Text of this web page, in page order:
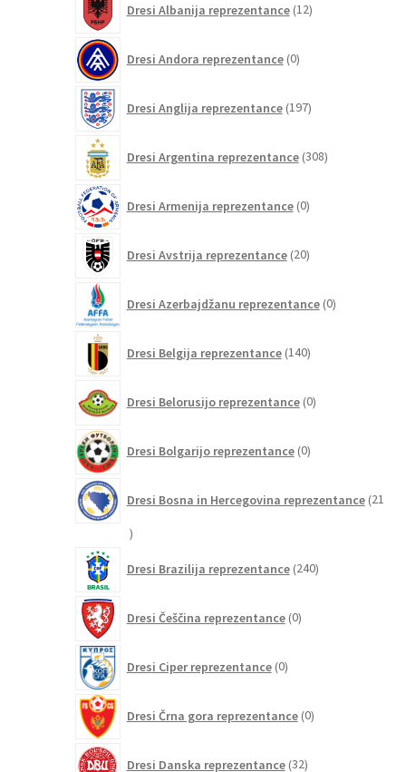
Dresi Albanija reprezentance 12izdelkov
Dresi Andora reprezentance 0izdelkov
Dresi Anglija reprezentance 197izdelkov
Dresi Argentina reprezentance 308izdelkov
Dresi Armenija reprezentance 0izdelkov
Dresi Avstrija reprezentance 20izdelkov
Dresi Azerbajdžanu reprezentance 0izdelkov
Dresi Belgija reprezentance 140izdelkov
Dresi Belorusijo reprezentance 0izdelkov
Dresi Bolgarijo reprezentance 0izdelkov
Dresi Bosna in Hercegovina reprezentance 21
21
Dresi Brazilija reprezentance 240izdelkov
Dresi Češčina reprezentance 0izdelkov
Dresi Ciper reprezentance 0izdelkov
Dresi Črna gora reprezentance 0izdelkov
Dresi Danska reprezentance 32